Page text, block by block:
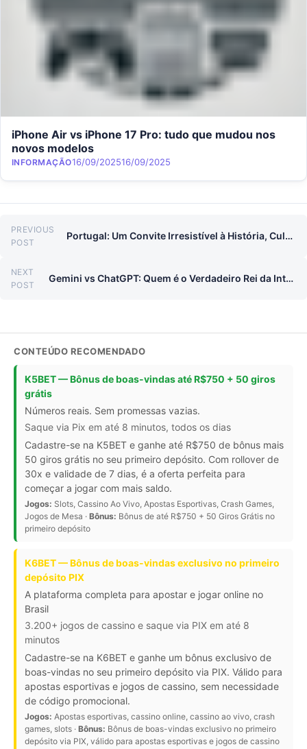
iPhone Air vs iPhone 17 Pro: tudo que mudou nos
novos modelos
Category
INFORMAÇÃOPosted on
16/09/202516/09/2025
Navegação de Post
PREVIOUS
POST
Previous post:
Portugal: Um Convite Irresistível à História, Cultura e Sabores!
NEXT
POST
Next post:
Gemini vs ChatGPT: Quem é o Verdadeiro Rei da Inteligência Artificial?
CONTEÚDO RECOMENDADO
K5BET — Bônus de boas-vindas até R$750 + 50 giros
grátis
Números reais. Sem promessas vazias.
Saque via Pix em até 8 minutos, todos os dias
Cadastre-se na K5BET e ganhe até R$750 de bônus mais
50 giros grátis no seu primeiro depósito. Com rollover de
30x e validade de 7 dias, é a oferta perfeita para
começar a jogar com mais saldo.
Jogos: Slots, Cassino Ao Vivo, Apostas Esportivas, Crash Games,
Jogos de Mesa · Bônus: Bônus de até R$750 + 50 Giros Grátis no
primeiro depósito
K6BET — Bônus de boas-vindas exclusivo no primeiro
depósito PIX
A plataforma completa para apostar e jogar online no
Brasil
3.200+ jogos de cassino e saque via PIX em até 8
minutos
Cadastre-se na K6BET e ganhe um bônus exclusivo de
boas-vindas no seu primeiro depósito via PIX. Válido para
apostas esportivas e jogos de cassino, sem necessidade
de código promocional.
Jogos: Apostas esportivas, cassino online, cassino ao vivo, crash
games, slots · Bônus: Bônus de boas-vindas exclusivo no primeiro
depósito via PIX, válido para apostas esportivas e jogos de cassino